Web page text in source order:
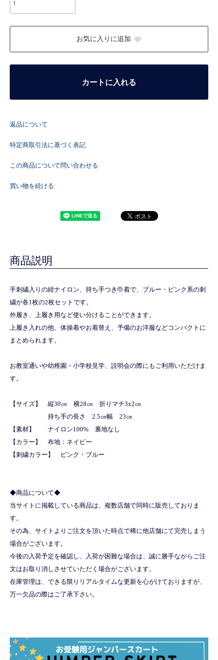
お気に入りに追加
カートに入れる
返品について
特定商取引法に基づく表記
この商品について問い合わせる
買い物を続ける
商品説明
手刺繍入りの紺ナイロン、持ち手つき巾着で、ブルー・ピンク系の刺
繍が各1枚の2枚セットです。
外履き、上履き用など使い分けることができます。
上履き入れの他、体操着やお着替え、予備のお洋服などコンパクトに
まとめられます。
お教室通いや幼稚園・小学校見学、説明会の際にもご利用いただけま
す。
【サイズ】 縦30㎝ 横28㎝ 折りマチ3x2㎝
持ち手の長さ 2.5㎝幅 23㎝
【素材】 ナイロン100% 裏地なし
【カラー】 布地：ネイビー
【刺繍カラー】 ピンク・ブルー
◆商品について◆
当サイトに掲載している商品は、複数店舗で同時に販売しておりま
す。
その為、サイトよりご注文を頂いた時点で稀に他店舗にて完売しまう
場合がございます。
今後の入荷予定を確認し、入荷が困難な場合は、誠に勝手ながらご注
文はお取り消しさせていただく場合がございます。
在庫管理は、できる限りリアルタイムな更新を心がけておりますが、
万一欠品の際はご了承下さい。